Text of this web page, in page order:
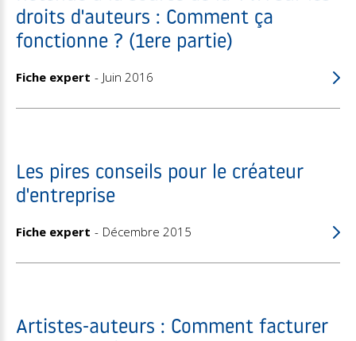
droits d'auteurs : Comment ça
fonctionne ? (1ere partie)
Fiche expert Juin 2016
Les pires conseils pour le créateur
d'entreprise
Fiche expert Décembre 2015
Artistes-auteurs : Comment facturer